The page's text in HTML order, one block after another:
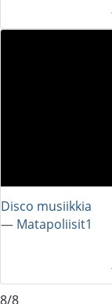
Disco musiikkia
― Matapoliisit1
8/8